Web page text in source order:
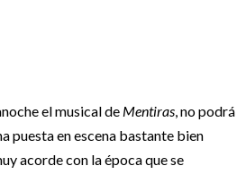
el musical de Mentiras, no podrá
puesta en escena bastante bien
acorde con la época que se